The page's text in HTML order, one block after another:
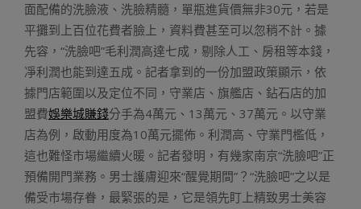
面配備的洗臉液、洗臉精髓，單瓶進貨價無非30元，若是
平攤到上百位花費者臉上，資料費甚至可以忽稍不計。據
先容，“洗臉吧”毛利潤高達七成，剔除人工、房租等本錢，
凈利潤也能到達五成。記者拿到的一份加盟政策顯示，依
據門店範圍以及定位不同，守業店、旗艦店、鉆石店的加
盟費娛樂城賺錢分手為4萬元、13萬元、37萬元。以守業
店為例，啟動用度為10萬元擺佈。利潤高、守業門檻低，
這也難怪市場繼續火暖。記者發明，有幾家南京“洗臉吧”正
預備開門業務。男士護膚迎來“醒覺期間”？“洗臉吧”之以是
備受市場存眷，最緊張的是，它是領先盯上精致男士美容